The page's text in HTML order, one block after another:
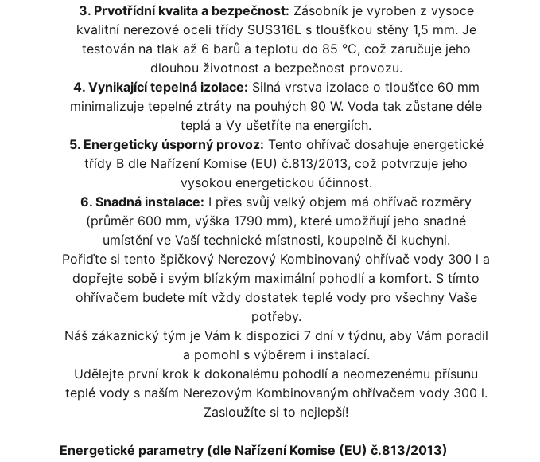
3. Prvotřídní kvalita a bezpečnost: Zásobník je vyroben z vysoce
kvalitní nerezové oceli třídy SUS316L s tloušťkou stěny 1,5 mm. Je
testován na tlak až 6 barů a teplotu do 85 °C, což zaručuje jeho
dlouhou životnost a bezpečnost provozu.
4. Vynikající tepelná izolace: Silná vrstva izolace o tloušťce 60 mm
minimalizuje tepelné ztráty na pouhých 90 W. Voda tak zůstane déle
teplá a Vy ušetříte na energiích.
5. Energeticky úsporný provoz: Tento ohřívač dosahuje energetické
třídy B dle Nařízení Komise (EU) č.813/2013, což potvrzuje jeho
vysokou energetickou účinnost.
6. Snadná instalace: I přes svůj velký objem má ohřívač rozměry
(průměr 600 mm, výška 1790 mm), které umožňují jeho snadné
umístění ve Vaší technické místnosti, koupelně či kuchyni.
Pořiďte si tento špičkový Nerezový Kombinovaný ohřívač vody 300 l a
dopřejte sobě i svým blízkým maximální pohodlí a komfort. S tímto
ohřívačem budete mít vždy dostatek teplé vody pro všechny Vaše
potřeby.
Náš zákaznický tým je Vám k dispozici 7 dní v týdnu, aby Vám poradil
a pomohl s výběrem i instalací.
Udělejte první krok k dokonalému pohodlí a neomezenému přísunu
teplé vody s naším Nerezovým Kombinovaným ohřívačem vody 300 l.
Zasloužíte si to nejlepší!
Energetické parametry (dle Nařízení Komise (EU) č.813/2013)